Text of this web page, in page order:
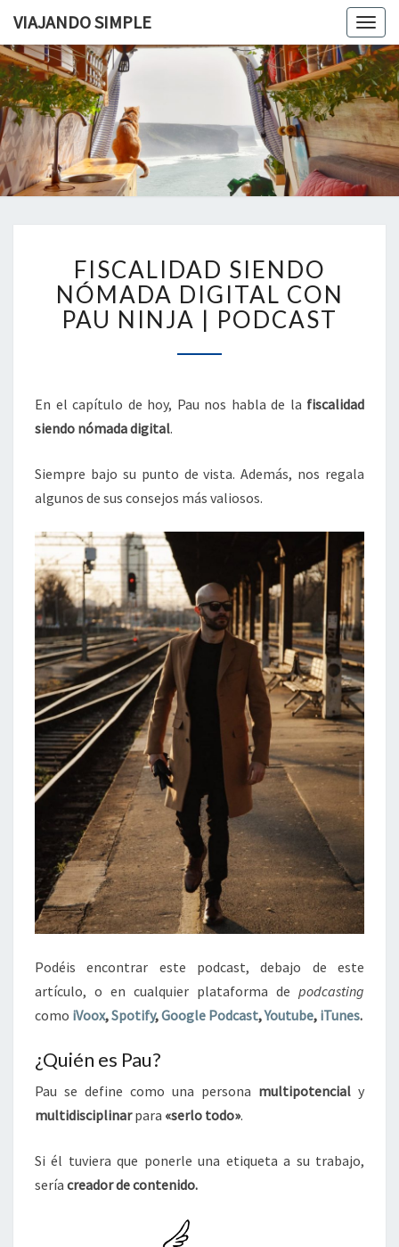
VIAJANDO SIMPLE
SIMPLE
Viviendo
En Un
Camión
Por
Europa
SIENDO
NÓMADA
DIGITAL
CON
PODCAST
FISCALIDAD SIENDO
NÓMADA DIGITAL CON
PAU NINJA | PODCAST
En el capítulo de hoy, Pau nos habla de la fiscalidad
siendo nómada digital.
Siempre bajo su punto de vista. Además, nos regala
algunos de sus consejos más valiosos.
Podéis encontrar este podcast, debajo de este
artículo, o en cualquier plataforma de podcasting
como iVoox,Spotify,Google Podcast,Youtube, iTunes.
¿Quién es Pau?
Pau se define como una persona multipotencial y
multidisciplinarpara «serlo todo».
Si él tuviera que ponerle una etiqueta a su trabajo,
sería creador de contenido.